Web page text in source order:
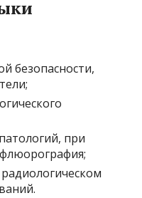
безопасности,
при